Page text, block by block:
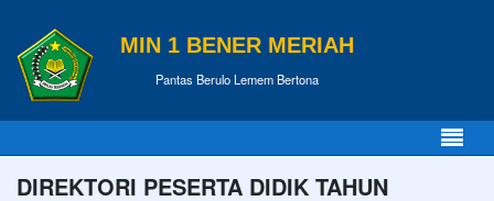
MIN 1 BENER MERIAH
Pantas Berulo Lemem Bertona
DIREKTORI PESERTA DIDIK TAHUN